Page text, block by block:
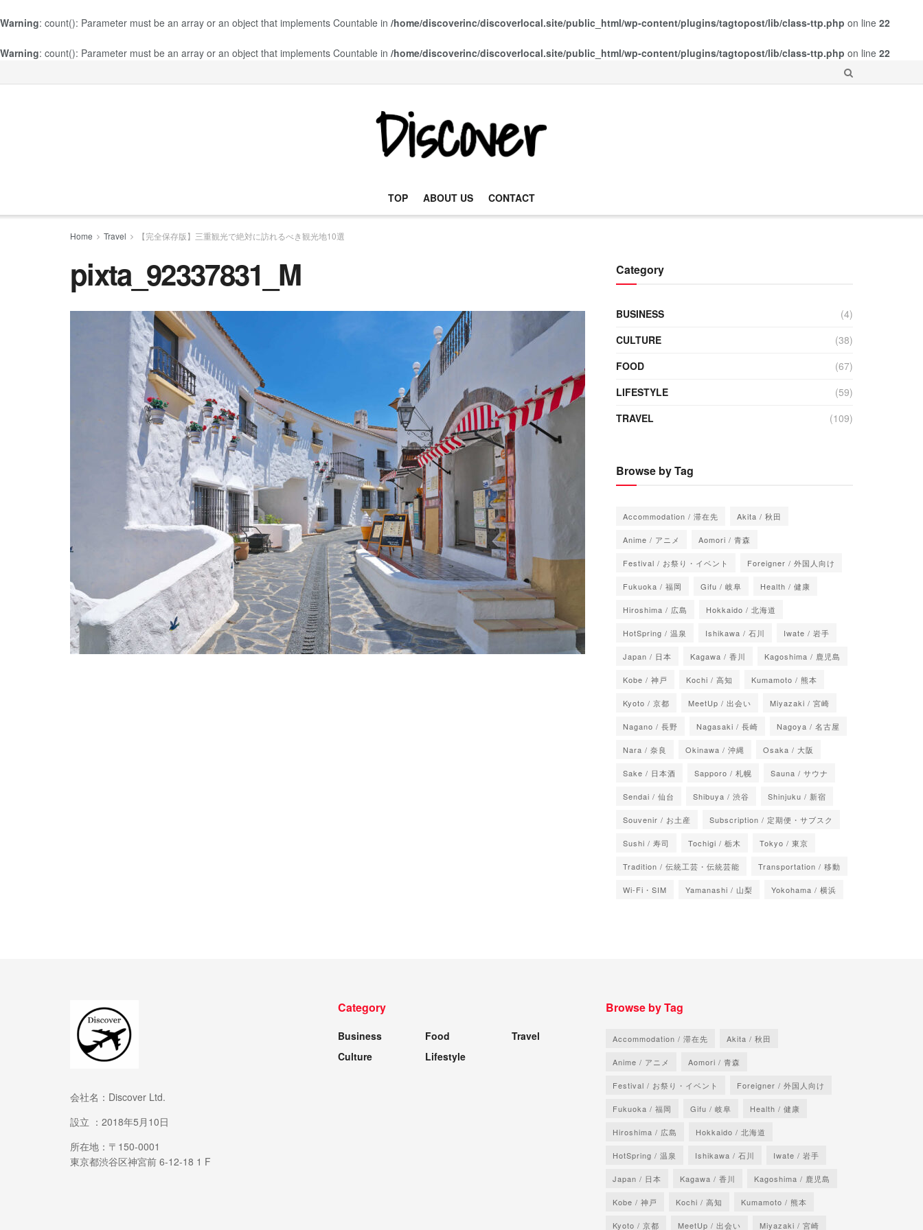
Warning: count(): Parameter must be an array or an object that implements Countable in /home/discoverinc/discoverlocal.site/public_html/wp-content/plugins/tagtopost/lib/class-ttp.php on line 22
Warning: count(): Parameter must be an array or an object that implements Countable in /home/discoverinc/discoverlocal.site/public_html/wp-content/plugins/tagtopost/lib/class-ttp.php on line 22
TOP ABOUT US CONTACT
Home Travel 【完全保存版】三重観光で絶対に訪れるべき観光地10選
pixta_92337831_M Category
BUSINESS
(4)
CULTURE
(38)
FOOD
(67)
LIFESTYLE
(59)
TRAVEL
(109)
Browse by Tag
Accommodation / 滞在先 Akita / 秋田
Anime / アニメ Aomori / 青森
Festival / お祭り・イベント Foreigner / 外国人向け
Fukuoka / 福岡 Gifu / 岐阜 Health / 健康
Hiroshima / 広島 Hokkaido / 北海道
HotSpring / 温泉 Ishikawa / 石川 Iwate / 岩手
Japan / 日本 Kagawa / 香川 Kagoshima / 鹿児島
Kobe / 神戸 Kochi / 高知 Kumamoto / 熊本
Kyoto / 京都 MeetUp / 出会い Miyazaki / 宮崎
Nagano / 長野 Nagasaki / 長崎 Nagoya / 名古屋
Nara / 奈良 Okinawa / 沖縄 Osaka / 大阪
Sake / 日本酒 Sapporo / 札幌 Sauna / サウナ
Sendai / 仙台 Shibuya / 渋谷 Shinjuku / 新宿
Souvenir / お土産 Subscription / 定期便・サブスク
Sushi / 寿司 Tochigi / 栃木 Tokyo / 東京
Tradition / 伝統工芸・伝統芸能 Transportation / 移動
Wi-Fi・SIM Yamanashi / 山梨 Yokohama / 横浜
会社名：Discover Ltd.
設立 ：2018年5月10日
所在地：〒150-0001
東京都渋谷区神宮前 6-12-18 1 F
Category
Business
Culture
Food
Lifestyle
Travel
Browse by Tag
Accommodation / 滞在先 Akita / 秋田
Anime / アニメ Aomori / 青森
Festival / お祭り・イベント Foreigner / 外国人向け
Fukuoka / 福岡 Gifu / 岐阜 Health / 健康
Hiroshima / 広島 Hokkaido / 北海道
HotSpring / 温泉 Ishikawa / 石川 Iwate / 岩手
Japan / 日本 Kagawa / 香川 Kagoshima / 鹿児島
Kobe / 神戸 Kochi / 高知 Kumamoto / 熊本
Kyoto / 京都 MeetUp / 出会い Miyazaki / 宮崎